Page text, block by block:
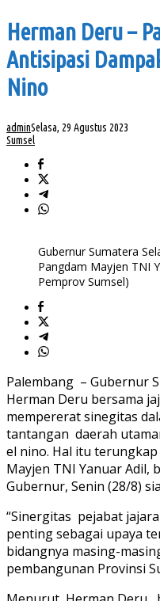
Herman Deru –
Antisipasi
Nino
adminSelasa, 29 Agustus 2023
Sumsel
Gubernur Sumatera
Pangdam Mayjen TNI
Pemprov Sumsel)
Palembang – Gubernur
Herman Deru bersama
mempererat sinegitas
tantangan daerah
el nino. Hal itu
Mayjen TNI Yanuar Adil,
Gubernur, Senin (28/8)
“Sinergitas pejabat
penting sebagai upaya
bidangnya masing-
pembangunan Provinsi